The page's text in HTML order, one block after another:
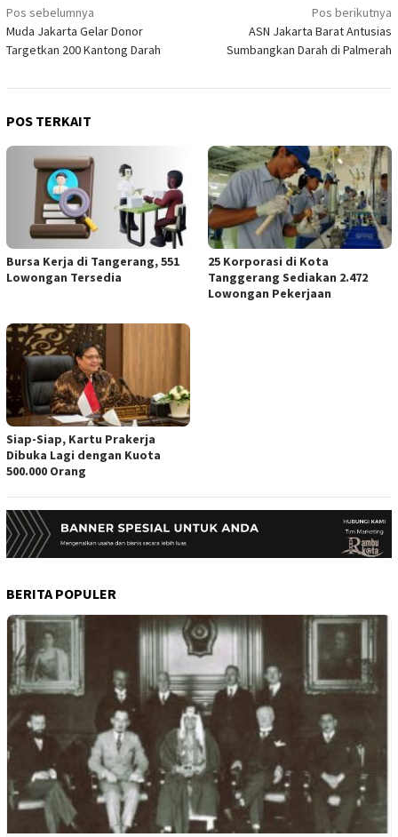
Navigasi
pos
Pos sebelumnya
Muda Jakarta Gelar Donor
Targetkan 200 Kantong Darah
Pos berikutnya
ASN Jakarta Barat Antusias
Sumbangkan Darah di Palmerah
POS TERKAIT
Bursa Kerja di Tangerang, 551
Lowongan Tersedia
25 Korporasi di Kota
Tanggerang Sediakan 2.472
Lowongan Pekerjaan
Siap-Siap, Kartu Prakerja
Dibuka Lagi dengan Kuota
500.000 Orang
BERITA POPULER